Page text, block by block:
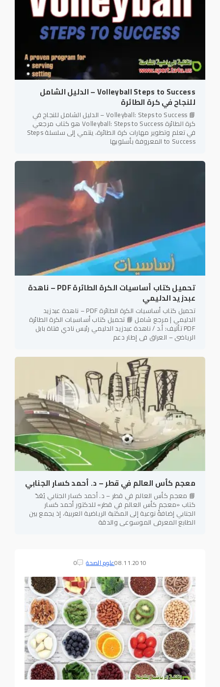
Volleyball Steps to Success – الدليل الشامل
للنجاح في كرة الطائرة
📘 Volleyball: Steps to Success – الدليل الشامل للنجاح في
كرة الطائرة Volleyball: Steps to Success هو كتاب مرجعي
في تعلم وتطوير مهارات كرة الطائرة، ينتمي إلى سلسلة Steps
to Success المعروفة بأسلوبها
تحميل كتاب أساسيات الكرة الطائرة PDF – ناهدة
عبدزيد الدليمي
تحميل كتاب أساسيات الكرة الطائرة PDF – ناهدة عبدزيد
الدليمي | مرجع شامل 📘 تحميل كتاب أساسيات الكرة الطائرة
PDF تأليف: أ.د / ناهدة عبدزيد الدليمي رئيس نادي فتاة بابل
الرياضي – العراق في إطار دعم
معجم كأس العالم في قطر – د. أحمد كسار الجنابي
📘 معجم كأس العالم في قطر – د. أحمد كسار الجنابي يُعَدّ
كتاب «معجم كأس العالم في قطر» للدكتور أحمد كسار
الجنابي إضافةً نوعية إلى المكتبة الرياضية العربية، إذ يجمع بين
الطابع المعرفي الموسوعي والدقة
08.11.2010علوم الصحة 0